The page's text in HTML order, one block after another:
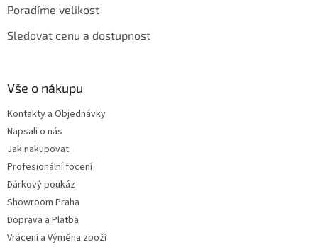
Poradíme velikost
Sledovat cenu a dostupnost
Vše o nákupu
Kontakty a Objednávky
Napsali o nás
Jak nakupovat
Profesionální focení
Dárkový poukáz
Showroom Praha
Doprava a Platba
Vrácení a Výměna zboží